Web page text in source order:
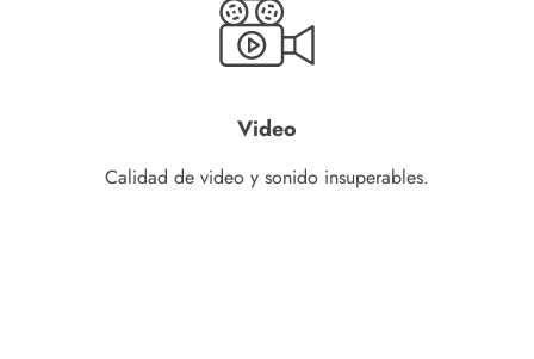
Video
Calidad de video y sonido insuperables.